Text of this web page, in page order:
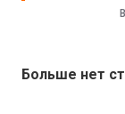
Больше нет